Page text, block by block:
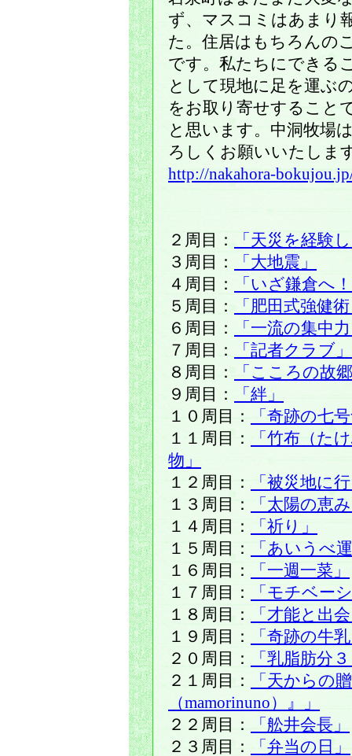
ず、マスコミはあまり
た。住居はもちろんの
です。私たちにできる
として現地に足を運ぶ
をお取り寄せすること
と思います。中洞牧場
ろしくお願いいたしま
http://nakahora-
２周目：
「天災を経験
３周目：
「大地震」
４周目：
「いざ鎌倉へ
５周目：
「肥田式強健
６周目：
「一流の集中
７周目：
「記者クラブ」
８周目：
「こころの故
９周目：
「絆」
１０周目：
「奇跡の七
１１周目：
「竹布（た
物」
１２周目：
「被災地に
１３周目：
「太陽の恵
１４周目：
「祈り」
１５周目：
「あいうべ
１６周目：
「一週一菜」
１７周目：
「モチベー
１８周目：
「才能と出
１９周目：
「奇跡の牛
２０周目：
「乳脂肪分
２１周目：
「天からの
（mamorinuno）』」
２２周目：
「舩井会長」
２３周目：
「弁当の日」